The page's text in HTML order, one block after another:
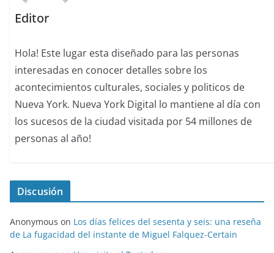
Editor
Hola! Este lugar esta diseñado para las personas
interesadas en conocer detalles sobre los
acontecimientos culturales, sociales y politicos de
Nueva York. Nueva York Digital lo mantiene al día con
los sucesos de la ciudad visitada por 54 millones de
personas al año!
Discusión
Anonymous on Los días felices del sesenta y seis: una reseña
de La fugacidad del instante de Miguel Falquez-Certain